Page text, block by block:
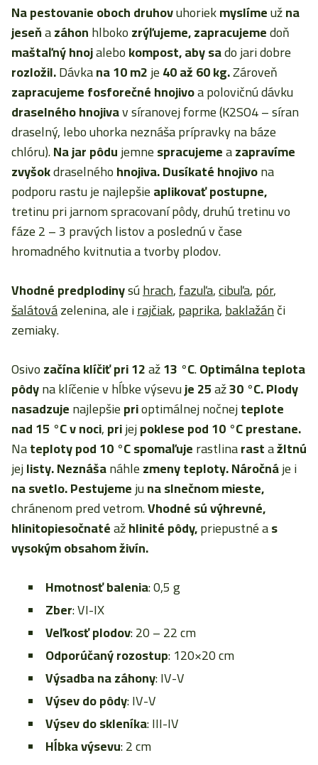
Na pestovanie oboch druhovuhoriekmyslímeužna
jeseňazáhonhlbokozrýľujeme, zapracujemedoň
maštaľný hnojalebokompost, aby sado jari dobre
rozložil.Dávkana10 m2je40až 60 kg.Zároveň
zapracujeme fosforečné hnojivoa polovičnú dávku
draselného hnojivav síranovej forme (K2SO4 – síran
draselný, lebo uhorka neznáša prípravky na báze
chlóru).Na jar pôdujemnespracujemeazapravíme
zvyšokdraselnéhohnojiva. Dusíkaté hnojivona
podporu rastu je najlepšieaplikovať postupne,
tretinu pri jarnom spracovaní pôdy, druhú tretinu vo
fáze 2 – 3 pravých listov a poslednú v čase
hromadného kvitnutia a tvorby plodov.
Vhodné predplodinysúhrach,fazuľa,cibuľa,pór,
šalátovázelenina, ale irajčiak,paprika,baklažánči
zemiaky.
Osivozačína klíčiť pri12až13 °C.Optimálna teplota
pôdyna klíčenie v hĺbke výsevuje25až30 °C. Plody
nasadzujenajlepšieprioptimálnej nočnejteplote
nad 15 °C v noci,prijejpoklese pod10 °C prestane.
Nateplotypod 10 °C spomaľujerastlinarastažltnú
jejlisty. Neznášanáhlezmeny teploty. Náročnáje i
na svetlo. Pestujemejuna slnečnom mieste,
chránenom pred vetrom.Vhodné sú výhrevné,
hlinitopiesočnatéažhlinité pôdy,priepustné as
vysokým obsahom živín.
Hmotnosť balenia: 0,5 g
Zber: VI-IX
Veľkosť plodov: 20 – 22 cm
Odporúčaný rozostup: 120×20 cm
Výsadba na záhony: IV-V
Výsev do pôdy: IV-V
Výsev do skleníka: III-IV
Hĺbka výsevu: 2 cm